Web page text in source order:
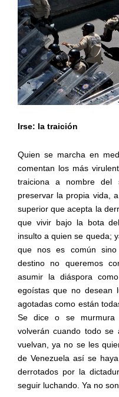
Irse: la traición
Quien se marcha en
comentan los más
traiciona a nombre del
preservar la propia vida,
superior que acepta la
que vivir bajo la bota
insulto a quien se queda;
que nos es común
destino no queremos
asumir la diáspora
egoístas que no desean
agotadas como están
Se dice o se murmura
volverán cuando todo se
vuelvan, ya no se les
de Venezuela así se
derrotados por la
seguir luchando. Ya no